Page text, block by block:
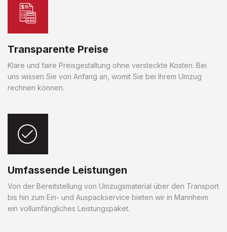
Transparente Preise
Klare und faire Preisgestaltung ohne versteckte Kosten. Bei
uns wissen Sie von Anfang an, womit Sie bei Ihrem Umzug
rechnen können.
Umfassende Leistungen
Von der Bereitstellung von Umzugsmaterial über den Transport
bis hin zum Ein- und Auspackservice bieten wir in Mannheim
ein vollumfängliches Leistungspaket.